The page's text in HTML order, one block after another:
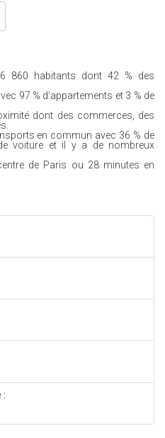
860 habitants dont 42 % des
97 % d'appartements et 3 % de
dont des commerces, des
en commun avec 36 % de
voiture et il y a de nombreux
de Paris ou 28 minutes en
: